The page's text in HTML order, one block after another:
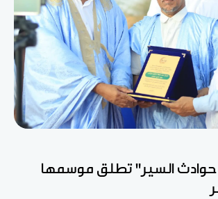
حوادث السير" تطلق موسمها